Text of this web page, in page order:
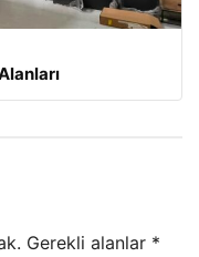
Gerekli alanlar *